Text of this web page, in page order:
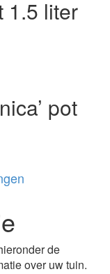
1.5 liter
pot
de
over uw tuin.